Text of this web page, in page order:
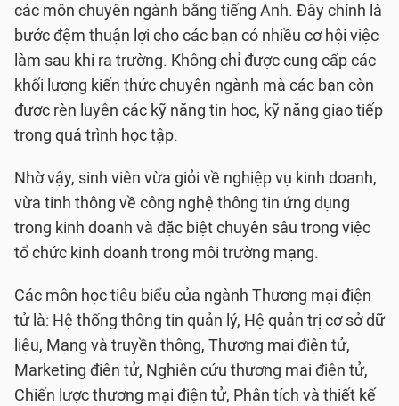
các môn chuyên ngành bằng tiếng Anh. Đây chính là
bước đệm thuận lợi cho các bạn có nhiều cơ hội việc
làm sau khi ra trường. Không chỉ được cung cấp các
khối lượng kiến thức chuyên ngành mà các bạn còn
được rèn luyện các kỹ năng tin học, kỹ năng giao tiếp
trong quá trình học tập.
Nhờ vậy, sinh viên vừa giỏi về nghiệp vụ kinh doanh,
vừa tinh thông về công nghệ thông tin ứng dụng
trong kinh doanh và đặc biệt chuyên sâu trong việc
tổ chức kinh doanh trong môi trường mạng.
Các môn học tiêu biểu của ngành Thương mại điện
tử là: Hệ thống thông tin quản lý, Hệ quản trị cơ sở dữ
liệu, Mạng và truyền thông, Thương mại điện tử,
Marketing điện tử, Nghiên cứu thương mại điện tử,
Chiến lược thương mại điện tử, Phân tích và thiết kế